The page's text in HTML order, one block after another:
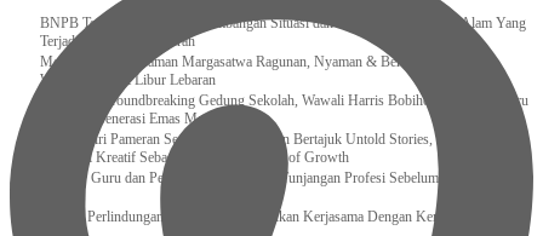
BNPB Terus Memantau Perkembangan Situasi dan Penanganan Bencana Alam Yang
Terjadi di Beberapa Daerah
Menpar Pastikan Taman Margasatwa Ragunan, Nyaman & Bersih di Kunjungi
Wisatawan Saat Libur Lebaran
Resmikan Groundbreaking Gedung Sekolah, Wawali Harris Bobihoe : Tonggak Baru
Ciptakan Generasi Emas Masa Depan
Menghadiri Pameran Seni Meiro Collection Bertajuk Untold Stories, Irene Umar :
Ekonomi Kreatif Sebagai The New Engine of Growth
120.067 Guru dan Pengawas PAI Terima Tunjangan Profesi Sebelum Lebaran
Perkuat Perlindungan KI Kemenkum Sahkan Kerjasama Dengan Kemenbud